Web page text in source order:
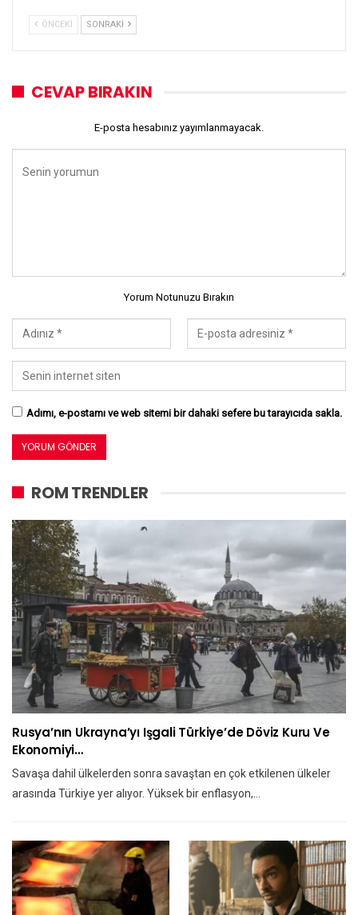
ÖNCEKI SONRAKI
CEVAP BIRAKIN
E-posta hesabınız yayımlanmayacak.
Yorum Notunuzu Bırakın
Adımı, e-postamı ve web sitemi bir dahaki sefere bu tarayıcıda sakla.
ROM TRENDLER
Rusya’nın Ukrayna’yı Işgali Türkiye’de Döviz Kuru Ve
Ekonomiyi…
Savaşa dahil ülkelerden sonra savaştan en çok etkilenen ülkeler
arasında Türkiye yer alıyor. Yüksek bir enflasyon,…